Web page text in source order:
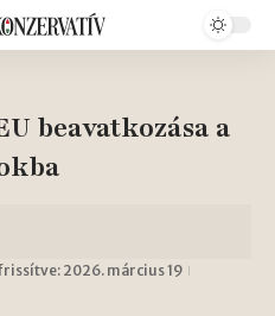
beavatkozása a
2026. március 19